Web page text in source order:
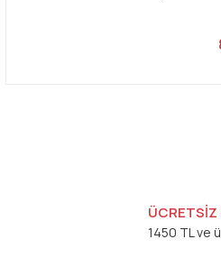
ÜCRETSİZ
1450 TL ve